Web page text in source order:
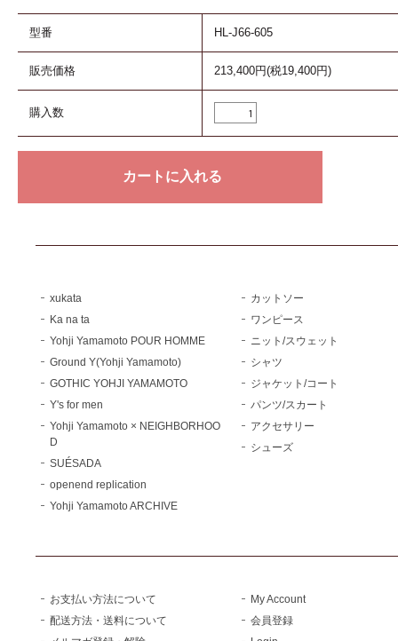
型番 HL-J66-605
販売価格 213,400円(税19,400円)
購入数
xukata
Ka na ta
Yohji Yamamoto POUR HOMME
Ground Y(Yohji Yamamoto)
GOTHIC YOHJI YAMAMOTO
Y's for men
Yohji Yamamoto × NEIGHBORHOO
D
SUÉSADA
openend replication
Yohji Yamamoto ARCHIVE
カットソー
ワンピース
ニット/スウェット
シャツ
ジャケット/コート
パンツ/スカート
アクセサリー
シューズ
お支払い方法について
配送方法・送料について
My Account
会員登録